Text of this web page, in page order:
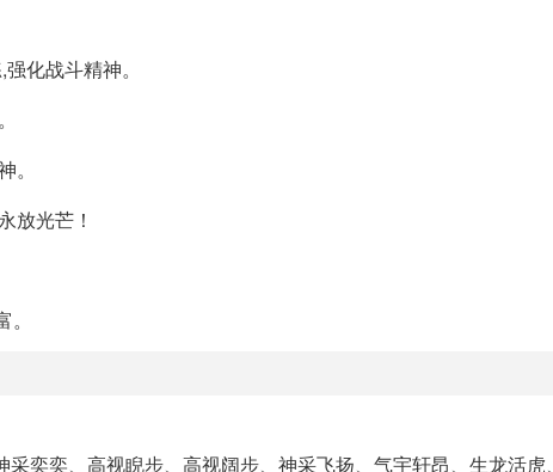
化战斗精神。
放光芒！
奕奕、高视睨步、高视阔步、神采飞扬、气宇轩昂、生龙活虎、